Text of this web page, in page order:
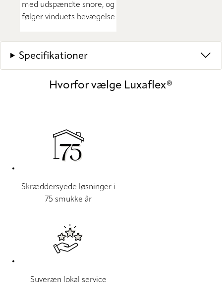
med udspændte snore, og
følger vinduets bevægelse
Specifikationer
Hvorfor vælge Luxaflex®
Skræddersyede løsninger i
75 smukke år
Suveræn lokal service